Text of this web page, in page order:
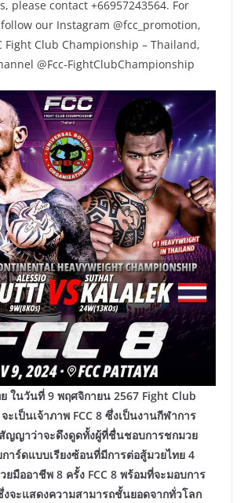
please contact +66957243564. For
our Instagram @fcc_promotion,
Fight Club Championship – Thailand,
@Fcc-FightClubChampionship
ในวันที่ 9 พฤศจิกายน 2567 Fight Club
เป็นเจ้าภาพ FCC 8 ซึ่งเป็นงานกีฬาการ
ญญาว่าจะดึงดูดทั้งผู้ที่ชื่นชอบการชกมวย
าร์ดแบบเรียงซ้อนที่มีการต่อสู้มวยไทย 4
ยมืออาชีพ 8 ครั้ง FCC 8 พร้อมที่จะมอบการ
จะแสดงความสามารถชั้นยอดจากทั่วโลก